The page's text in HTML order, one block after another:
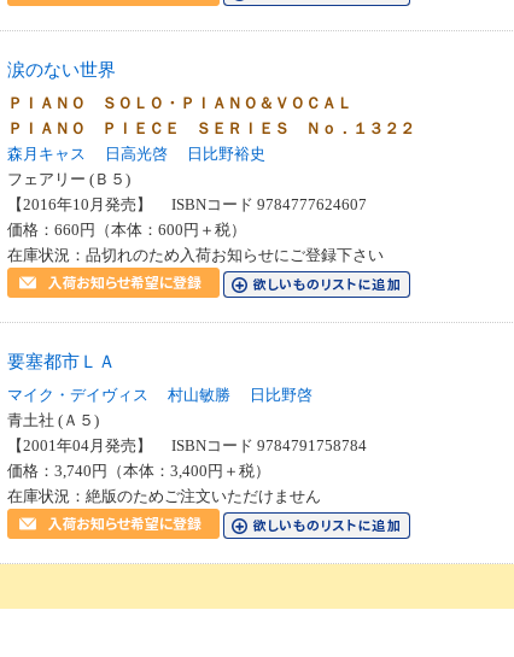
涙のない世界
ＰＩＡＮＯ ＳＯＬＯ・ＰＩＡＮＯ＆ＶＯＣＡＬ
ＰＩＡＮＯ ＰＩＥＣＥ ＳＥＲＩＥＳ Ｎｏ．１３２２
森月キャス
日高光啓
日比野裕史
フェアリー (Ｂ５)
【2016年10月発売】 ISBNコード 9784777624607
価格：660円（本体：600円＋税）
在庫状況：品切れのため入荷お知らせにご登録下さい
要塞都市ＬＡ
マイク・デイヴィス 村山敏勝
日比野啓
青土社 (Ａ５)
【2001年04月発売】 ISBNコード 9784791758784
価格：3,740円（本体：3,400円＋税）
在庫状況：絶版のためご注文いただけません